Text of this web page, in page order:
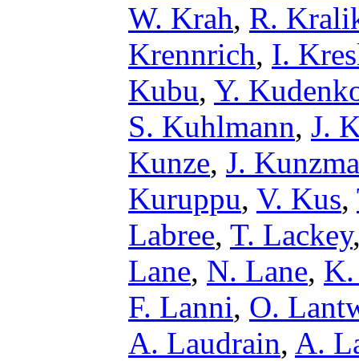
W. Krah, R.
Krennrich, I.
Kubu, Y.
S. Kuhlmann, J.
Kunze, J.
Kuruppu, V. Kus,
Labree, T. Lackey
Lane, N. Lane,
F. Lanni, O.
A. Laudrain, A.